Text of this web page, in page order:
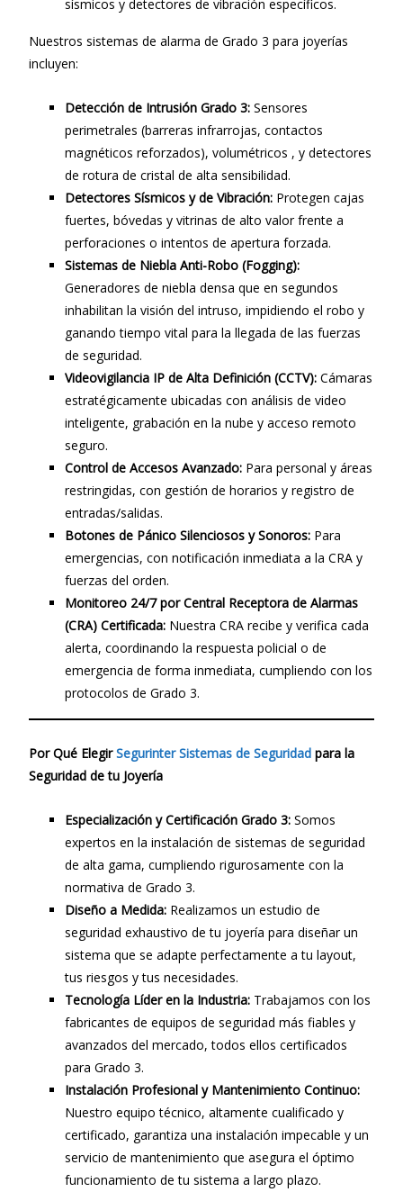
sísmicos y detectores de vibración específicos.
Nuestros sistemas de alarma de Grado 3 para joyerías
incluyen:
Detección de Intrusión Grado 3: Sensores
perimetrales (barreras infrarrojas, contactos
magnéticos reforzados), volumétricos , y detectores
de rotura de cristal de alta sensibilidad.
Detectores Sísmicos y de Vibración: Protegen cajas
fuertes, bóvedas y vitrinas de alto valor frente a
perforaciones o intentos de apertura forzada.
Sistemas de Niebla Anti-Robo (Fogging):
Generadores de niebla densa que en segundos
inhabilitan la visión del intruso, impidiendo el robo y
ganando tiempo vital para la llegada de las fuerzas
de seguridad.
Videovigilancia IP de Alta Definición (CCTV): Cámaras
estratégicamente ubicadas con análisis de video
inteligente, grabación en la nube y acceso remoto
seguro.
Control de Accesos Avanzado: Para personal y áreas
restringidas, con gestión de horarios y registro de
entradas/salidas.
Botones de Pánico Silenciosos y Sonoros: Para
emergencias, con notificación inmediata a la CRA y
fuerzas del orden.
Monitoreo 24/7 por Central Receptora de Alarmas
(CRA) Certificada: Nuestra CRA recibe y verifica cada
alerta, coordinando la respuesta policial o de
emergencia de forma inmediata, cumpliendo con los
protocolos de Grado 3.
Por Qué ElegirSegurinter Sistemas de Seguridad para la
Seguridad de tu Joyería
Especialización y Certificación Grado 3: Somos
expertos en la instalación de sistemas de seguridad
de alta gama, cumpliendo rigurosamente con la
normativa de Grado 3.
Diseño a Medida: Realizamos un estudio de
seguridad exhaustivo de tu joyería para diseñar un
sistema que se adapte perfectamente a tu layout,
tus riesgos y tus necesidades.
Tecnología Líder en la Industria: Trabajamos con los
fabricantes de equipos de seguridad más fiables y
avanzados del mercado, todos ellos certificados
para Grado 3.
Instalación Profesional y Mantenimiento Continuo:
Nuestro equipo técnico, altamente cualificado y
certificado, garantiza una instalación impecable y un
servicio de mantenimiento que asegura el óptimo
funcionamiento de tu sistema a largo plazo.